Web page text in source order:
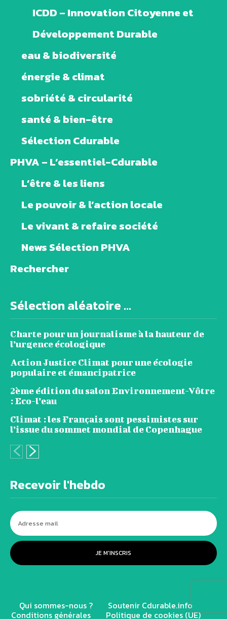
ICDD – Innovation Citoyenne et
Développement Durable
eau & biodiversité
énergie & climat
sobriété & circularité
santé & bien-être
Sélection Cdurable
PHVA – L’essentiel-Cdurable
L’être & les liens
Le pouvoir & l’action locale
Le vivant & refaire société
News Sélection PHVA
Rechercher
Sélection aléatoire ...
Charte pour un journalisme à la hauteur de
l’urgence écologique
Action Justice Climat pour une écologie
populaire et émancipatrice
2ème édition du salon Environnement-Vôtre
: Eco-l’eau
Climat : les Français sont pessimistes sur
l’issue du sommet mondial de Copenhague
Recevoir l'hebdo
JE M'INSCRIS
Qui sommes-nous ? Soutenir Cdurable.info
Conditions générales Politique de cookies (UE)